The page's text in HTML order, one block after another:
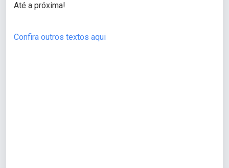
Até a próxima!
Confira outros textos aqui